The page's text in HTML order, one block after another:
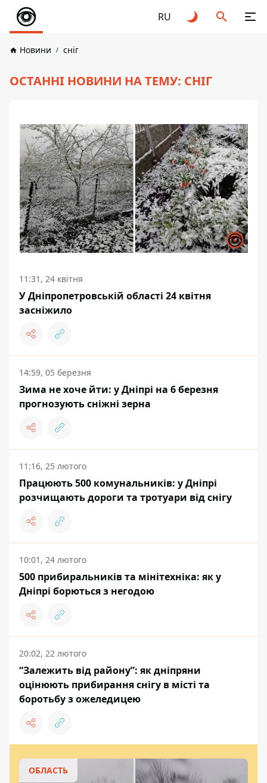
RU
Новини сніг
ОСТАННІ НОВИНИ НА ТЕМУ: СНІГ
11:31, 24 квітня
У Дніпропетровській області 24 квітня
засніжило
14:59, 05 березня
Зима не хоче йти: у Дніпрі на 6 березня
прогнозують сніжні зерна
11:16, 25 лютого
Працюють 500 комунальників: у Дніпрі
розчищають дороги та тротуари від снігу
10:01, 24 лютого
500 прибиральників та мінітехніка: як у
Дніпрі борються з негодою
20:02, 22 лютого
“Залежить від району”: як дніпряни
оцінюють прибирання снігу в місті та
боротьбу з ожеледицею
ОБЛАСТЬ